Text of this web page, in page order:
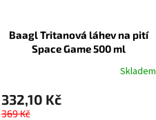
Baagl Tritanová láhev na pití
Space Game 500 ml
Skladem
332,10 Kč
369 Kč